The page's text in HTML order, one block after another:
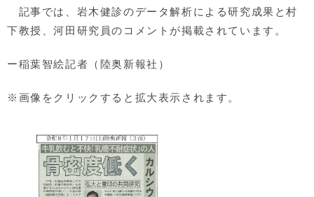
記事では、岩木健診のデータ解析による研究成果と村
下教授、河田研究員のコメントが掲載されています。
ー稲葉智絵記者（陸奥新報社）
※画像をクリックすると拡大表示されます。